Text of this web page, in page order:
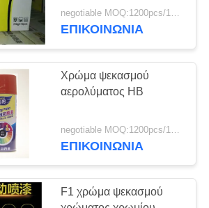
μέταλλο
negotiable MOQ:1200pcs/100ctns για κάθε χρώμα
ΕΠΙΚΟΙΝΩΝΙΑ
Χρώμα ψεκασμού
αερολύματος HB
ΕΠΙΚΟΙΝΩΝΙΑ
F1 χρώμα ψεκασμού